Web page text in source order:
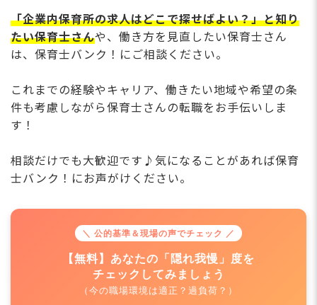
「企業内保育所の求人はどこで探せばよい？」と知り
たい保育士さんや、働き方を見直したい保育士さん
は、保育士バンク！にご相談ください。
これまでの経験やキャリア、働きたい地域や希望の条
件も考慮しながら保育士さんの転職をお手伝いしま
す！
相談だけでも大歓迎です♪気になることがあれば保育
士バンク！にお声がけください。
＼ 公的基準＆現場の声でチェック ／
【無料】あなたの「隠れ我慢」度を
チェックしてみましょう
（今の職場環境は適正？過負荷？）